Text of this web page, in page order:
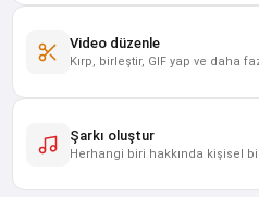
Video düzenle
Kırp, birleştir, GIF yap ve daha
Şarkı oluştur
Herhangi biri hakkında kişisel